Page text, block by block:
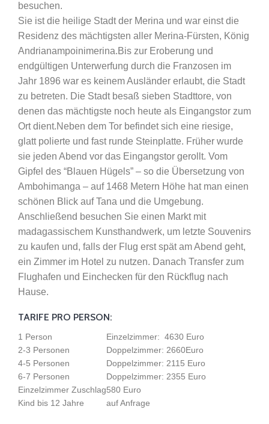
besuchen.
Sie ist die heilige Stadt der Merina und war einst die
Residenz des mächtigsten aller Merina-Fürsten, König
Andrianampoinimerina.Bis zur Eroberung und
endgültigen Unterwerfung durch die Franzosen im
Jahr 1896 war es keinem Ausländer erlaubt, die Stadt
zu betreten. Die Stadt besaß sieben Stadttore, von
denen das mächtigste noch heute als Eingangstor zum
Ort dient.Neben dem Tor befindet sich eine riesige,
glatt polierte und fast runde Steinplatte. Früher wurde
sie jeden Abend vor das Eingangstor gerollt. Vom
Gipfel des “Blauen Hügels” – so die Übersetzung von
Ambohimanga – auf 1468 Metern Höhe hat man einen
schönen Blick auf Tana und die Umgebung.
Anschließend besuchen Sie einen Markt mit
madagassischem Kunsthandwerk, um letzte Souvenirs
zu kaufen und, falls der Flug erst spät am Abend geht,
ein Zimmer im Hotel zu nutzen. Danach Transfer zum
Flughafen und Einchecken für den Rückflug nach
Hause.
TARIFE PRO PERSON:
1 Person
Einzelzimmer: 4630 Euro
2-3 Personen
Doppelzimmer: 2660Euro
4-5 Personen
Doppelzimmer: 2115 Euro
6-7 Personen
Doppelzimmer: 2355 Euro
Einzelzimmer Zuschlag580 Euro
Kind bis 12 Jahre
auf Anfrage